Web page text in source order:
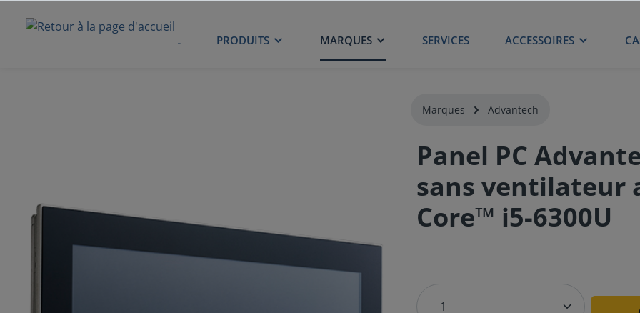
ACCUEIL PRODUITS MARQUES SERVICES ACCESSOIRES
Marques Advantech
Panel PC
sans ventilateur
Core™ i5-6300U